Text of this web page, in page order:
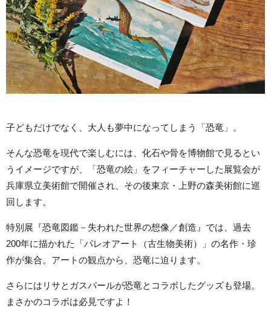
子どもだけでなく、大人も夢中になってしまう「恐竜」。
そんな恐竜を現代で楽しむには、化石や骨を博物館で見るとい
うイメージですが、「恐竜の絵」をフィーチャーした展覧会が
兵庫県立美術館で開催され、その後東京・上野の森美術館に巡
回します。
特別展『恐竜図鑑－失われた世界の想像／創造』では、過去
200年に描かれた「パレオアート（古生物美術）」の名作・珍
作が集合。アートの観点から、恐竜に迫ります。
さらにはリサとガスパールが恐竜とコラボしたグッズも登場。
まさかのコラボは必見ですよ！